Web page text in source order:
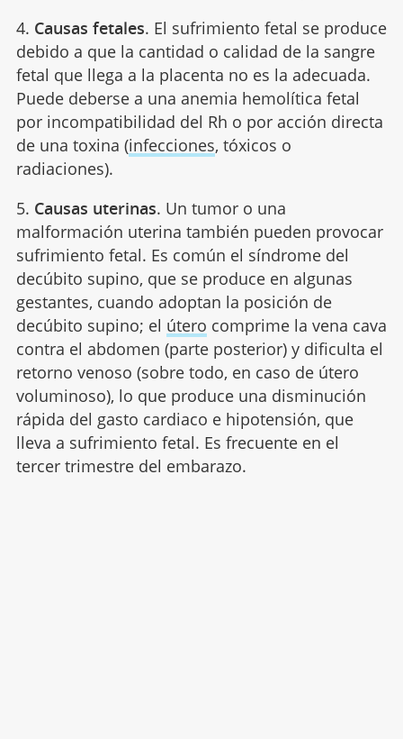
4. Causas fetales. El sufrimiento fetal se produce
debido a que la cantidad o calidad de la sangre
fetal que llega a la placenta no es la adecuada.
Puede deberse a una anemia hemolítica fetal
por incompatibilidad del Rh o por acción directa
de una toxina (infecciones, tóxicos o
radiaciones).
5. Causas uterinas. Un tumor o una
malformación uterina también pueden provocar
sufrimiento fetal. Es común el síndrome del
decúbito supino, que se produce en algunas
gestantes, cuando adoptan la posición de
decúbito supino; el útero comprime la vena cava
contra el abdomen (parte posterior) y dificulta el
retorno venoso (sobre todo, en caso de útero
voluminoso), lo que produce una disminución
rápida del gasto cardiaco e hipotensión, que
lleva a sufrimiento fetal. Es frecuente en el
tercer trimestre del embarazo.